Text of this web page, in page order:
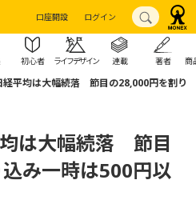
口座開設 ログイン
初心者 ライフデザイン 連載 著者 商
経平均は大幅続落 節目の28,000円を割り
均は大幅続落 節目
み一時は500円以